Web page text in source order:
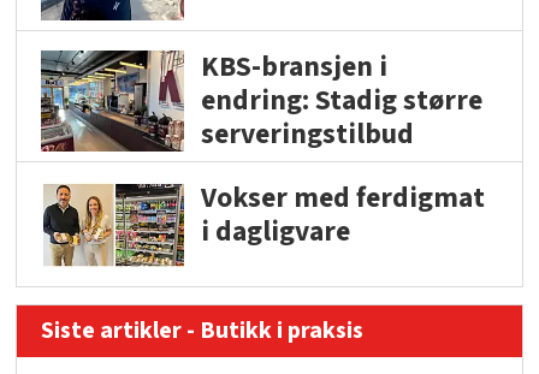
KBS-bransjen i
endring: Stadig større
serveringstilbud
Vokser med ferdigmat
i dagligvare
Siste artikler - Butikk i praksis